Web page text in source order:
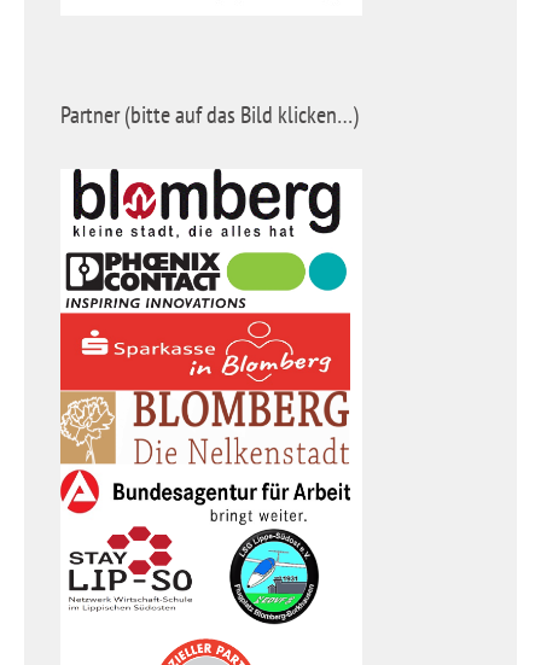
Partner (bitte auf das Bild klicken…)